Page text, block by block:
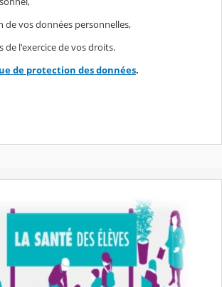
de vos données personnelles,
de l'exercice de vos droits.
de protection des données.